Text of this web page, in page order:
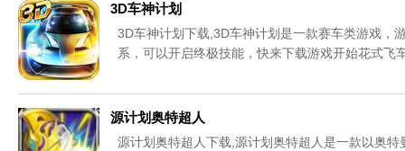
3D车神计划
3D车神计划下载,3D车神计划是一款赛车类游戏，
系，可以开启终极技能，快来下载游戏开始花式飞
源计划奥特超人
源计划奥特超人下载,源计划奥特超人是一款以奥